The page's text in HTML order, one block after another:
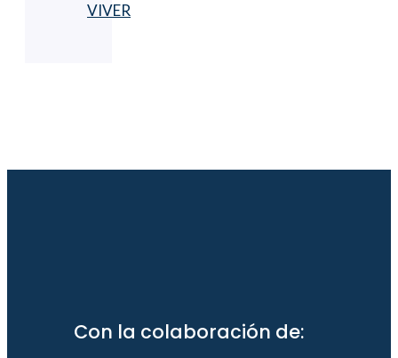
VIVER
Con la colaboración de: